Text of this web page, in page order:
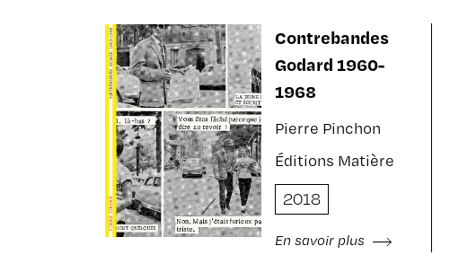
Contrebandes
Godard 1960-
1968
Pierre Pinchon
Éditions Matière
2018
En savoir plus